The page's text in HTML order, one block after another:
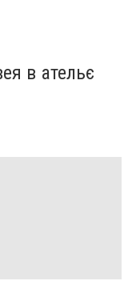
в ательє